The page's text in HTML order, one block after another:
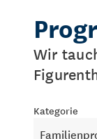
Wir
Kategorie